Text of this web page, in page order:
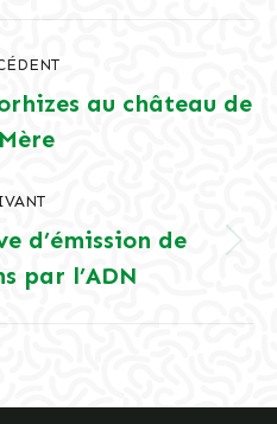
Article
précédent
au château de
Article
suivant
:
d’émission de
par l’ADN